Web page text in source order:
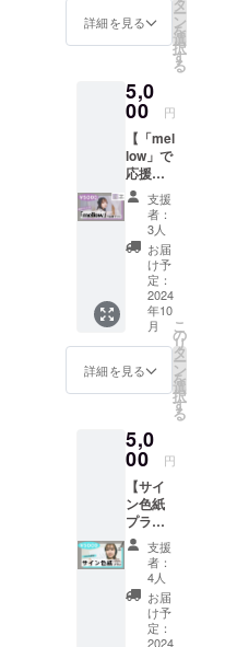
キュー
カード
きま
す。
Acherie
初のサ
マーソ
ング、
是非こ
の機会
にゲッ
トして
聴いて
いただ
けると
嬉しい
です！
した限
DOW」
の
CD(サ
イン入
り)と限
定ポス
トカー
ドをお
送りす
るプラ
ンで
す。 ミ
ニアル
バムに
加え、
Acherie
よりサ
を同封
させて
いただ
きま
す。
〈2曲入
り〉 収
録曲
1.Grief
2.浸透
サウン
ドがと
ケット
を提供
させて
きま
す。(会
場取り
置き)
②Ache
rieより
お礼の
メール
をお送
りさせ
ていた
だきま
す。
(メール
の内容
はみな
さま同
Acherie
バース
デーラ
イブに
おける
応援プ
ランで
す。 ■
概要
2024年
9月16日
(月・
祝） 会
詳細を見る ー
ン
を
選
択
す
る
5,0
00 円
【「mel
low」で
応援プ
ラン】
リター
ン内
容：
①5曲入
り1st
mini
album
「mello
w」(サ
イン入
り)を郵
送。
rieより
サン
キュー
カード
を同
封。
2022年
12月4日
に発売
した
Acherie
の5曲入
支援
者：
3人
お届
け予
定：
2024
年10
月
詳細を見る
こ
の
リ
タ
ー
ン
を
選
択
す
る
5,0
00 円
【サイ
ン色紙
プラ
ン】 リ
ターン
内容：
①サイ
ン付き
色紙(お
支援
者：
4人
お届
け予
定：
2024